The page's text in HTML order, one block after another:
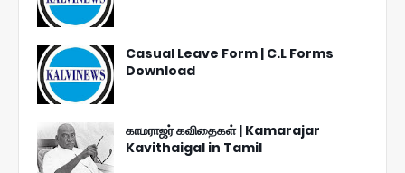
Casual Leave Form | C.L Forms
Download
காமராஜர் கவிதைகள் | Kamarajar
Kavithaigal in Tamil